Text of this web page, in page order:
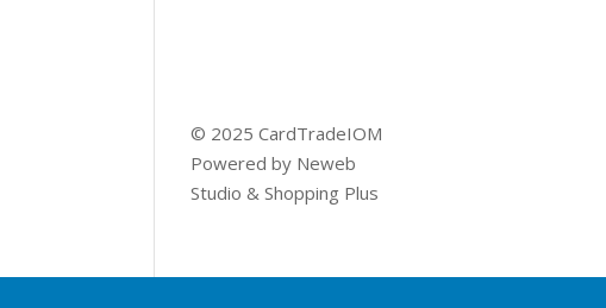
© 2025 CardTradeIOM
Powered by Neweb
Studio & Shopping Plus